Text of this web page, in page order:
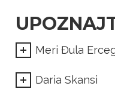
Meri Đula
Daria Skansi